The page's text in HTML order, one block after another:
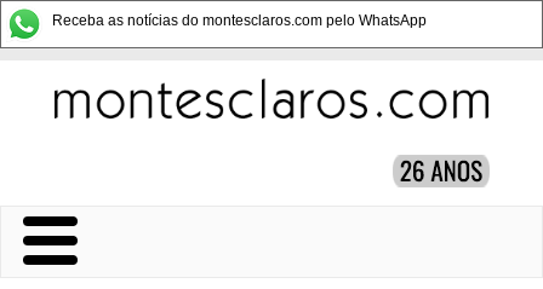
Receba as notícias do montesclaros.com pelo WhatsApp